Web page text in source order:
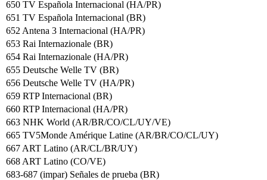
650 TV Española Internacional (HA/PR)
651 TV Española Internacional (BR)
652 Antena 3 Internacional (HA/PR)
653 Rai Internazionale (BR)
654 Rai Internazionale (HA/PR)
655 Deutsche Welle TV (BR)
656 Deutsche Welle TV (HA/PR)
659 RTP Internacional (BR)
660 RTP Internacional (HA/PR)
663 NHK World (AR/BR/CO/CL/UY/VE)
665 TV5Monde Amérique Latine (AR/BR/CO/CL/UY)
667 ART Latino (AR/CL/BR/UY)
668 ART Latino (CO/VE)
683-687 (impar) Señales de prueba (BR)